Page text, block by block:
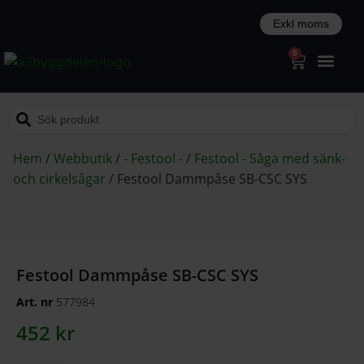
0
Hem /Webbutik/ - Festool -/ Festool - Såga med sänk-
och cirkelsågar / Festool Dammpåse SB-CSC SYS
Festool Dammpåse SB-CSC SYS
Art. nr 577984
452 kr